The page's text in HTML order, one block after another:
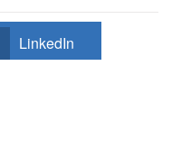
LinkedIn